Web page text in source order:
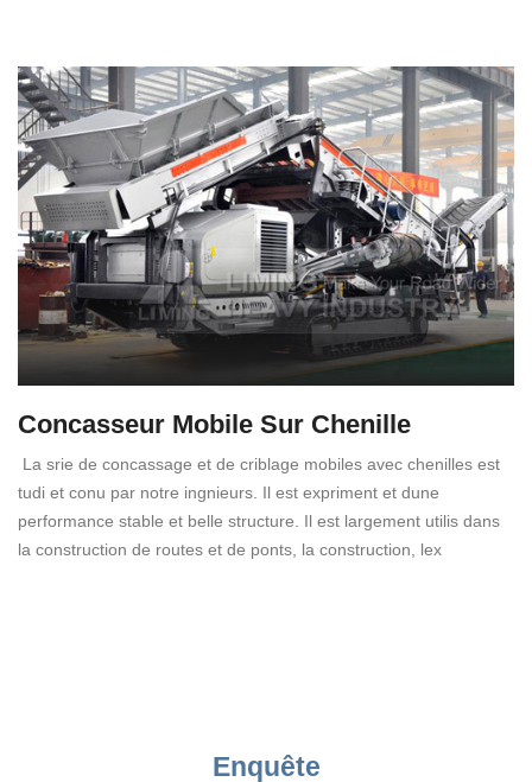
Concasseur Mobile Sur Chenille
La srie de concassage et de criblage mobiles avec chenilles est
tudi et conu par notre ingnieurs. Il est expriment et dune
performance stable et belle structure. Il est largement utilis dans
la construction de routes et de ponts, la construction, lex
Enquête